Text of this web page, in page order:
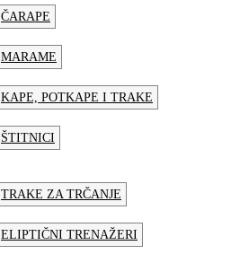
ČARAPE
MARAME
KAPE, POTKAPE I TRAKE
ŠTITNICI
TRAKE ZA TRČANJE
ELIPTIČNI TRENAŽERI